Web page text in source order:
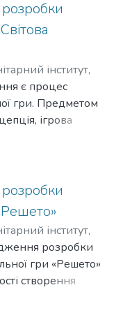
гри
Для реалізації
виконати
історія
ігор
розробки
гри;
гри;
гри;
рішення гри.
інститут,
є процес
гри. Предметом
ігрова
графічний дизайн
концепцію та
гри "Світова
та
вікових груп.
1. Аналіз
ігор та виявлення
успішних ігор. 2.
та правил
інститут,
Русланович
розробки
гри «Решето»
створення
інструменту